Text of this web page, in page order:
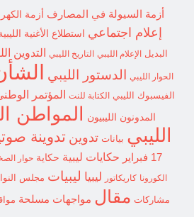
أزمة السيولة في المصارف أزمة
إعلام اجتماعي استطلاع الأغنية
البديل الإعلام الليبي التاريخ الليبي التدوين
الحوار الليبي الدستور الليبي
الفيسبوك الليبي الكتابة للنت المؤتمر
المدونون الليبيون المواطن
الليبي بيانات تدوين تدوينة
17 فبراير
حكايات ليبية حكاية حوار
الكورونا كاريكاتور ليبيا ليبيات مجلس
مشاركات مقال مواجهات مسلحة